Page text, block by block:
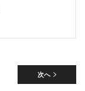
次へ